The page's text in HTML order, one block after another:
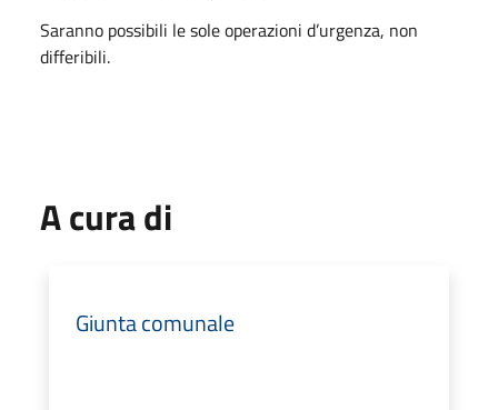
Saranno possibili le sole operazioni d’urgenza, non
differibili.
A cura di
Giunta comunale